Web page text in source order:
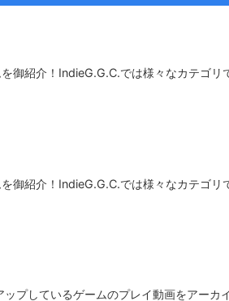
御紹介！IndieG.G.C.では様々なカテゴ
御紹介！IndieG.G.C.では様々なカテゴ
プしているゲームのプレイ動画をアー